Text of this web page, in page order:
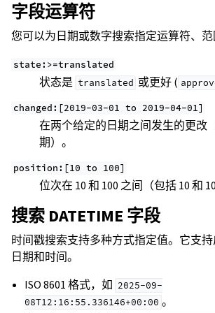
字段运算符
您可以为日期或数字搜索指定运算符、范
state:>=translated
状态是 translated 或更好 (
changed:[2019-03-01 to 2019-04-01]
在两个给定的日期之间发生的更改
期）。
position:[10 to 100]
位次在 10 和 100 之间（包括 10 和
搜索 DATETIME 字段
时间戳搜索支持多种方式指定值。它支
日期和时间。
ISO 8601 格式，如 2025-09-
08T12:16:55.336146+00:00 。